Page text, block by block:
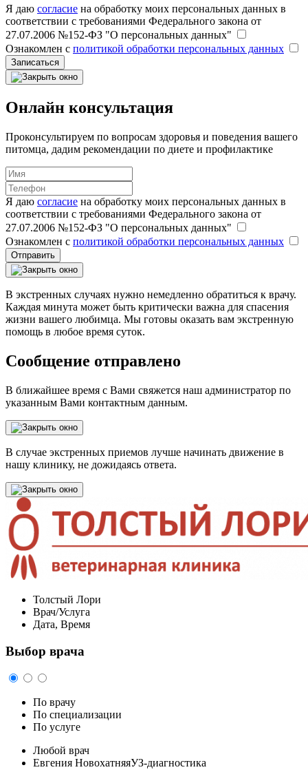
Я даю согласие на обработку моих персональных данных в
соответствии с требованиями Федерального закона от
27.07.2006 №152-ФЗ "О персональных данных"
Ознакомлен с политикой обработки персональных данных
Записаться
Онлайн консультация
Проконсультируем по вопросам здоровья и поведения вашего
питомца, дадим рекомендации по диете и профилактике
Я даю согласие на обработку моих персональных данных в
соответствии с требованиями Федерального закона от
27.07.2006 №152-ФЗ "О персональных данных"
Ознакомлен с политикой обработки персональных данных
Отправить
В экстренных случаях нужно немедленно обратиться к врачу.
Каждая минута может быть критически важна для спасения
жизни вашего любимца. Мы готовы оказать вам экстренную
помощь в любое время суток.
Сообщение отправлено
В ближайшее время с Вами свяжется наш администратор по
указанным Вами контактным данным.
В случае экстренных приемов лучше начинать движение в
нашу клинику, не дожидаясь ответа.